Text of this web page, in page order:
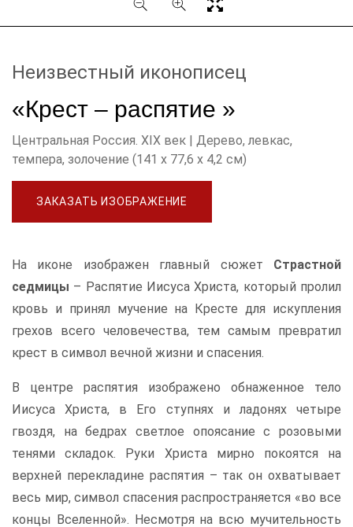
Неизвестный иконописец
«Крест – распятие »
Центральная Россия. XIX век | Дерево, левкас,
темпера, золочение (141 х 77,6 х 4,2 см)
ЗАКАЗАТЬ ИЗОБРАЖЕНИЕ
На иконе изображен главный сюжет Страстной
седмицы – Распятие Иисуса Христа, который пролил
кровь и принял мучение на Кресте для искупления
грехов всего человечества, тем самым превратил
крест в символ вечной жизни и спасения.
В центре распятия изображено обнаженное тело
Иисуса Христа, в Его ступнях и ладонях четыре
гвоздя, на бедрах светлое опоясание с розовыми
тенями складок. Руки Христа мирно покоятся на
верхней перекладине распятия – так он охватывает
весь мир, символ спасения распространяется «во все
концы Вселенной». Несмотря на всю мучительность